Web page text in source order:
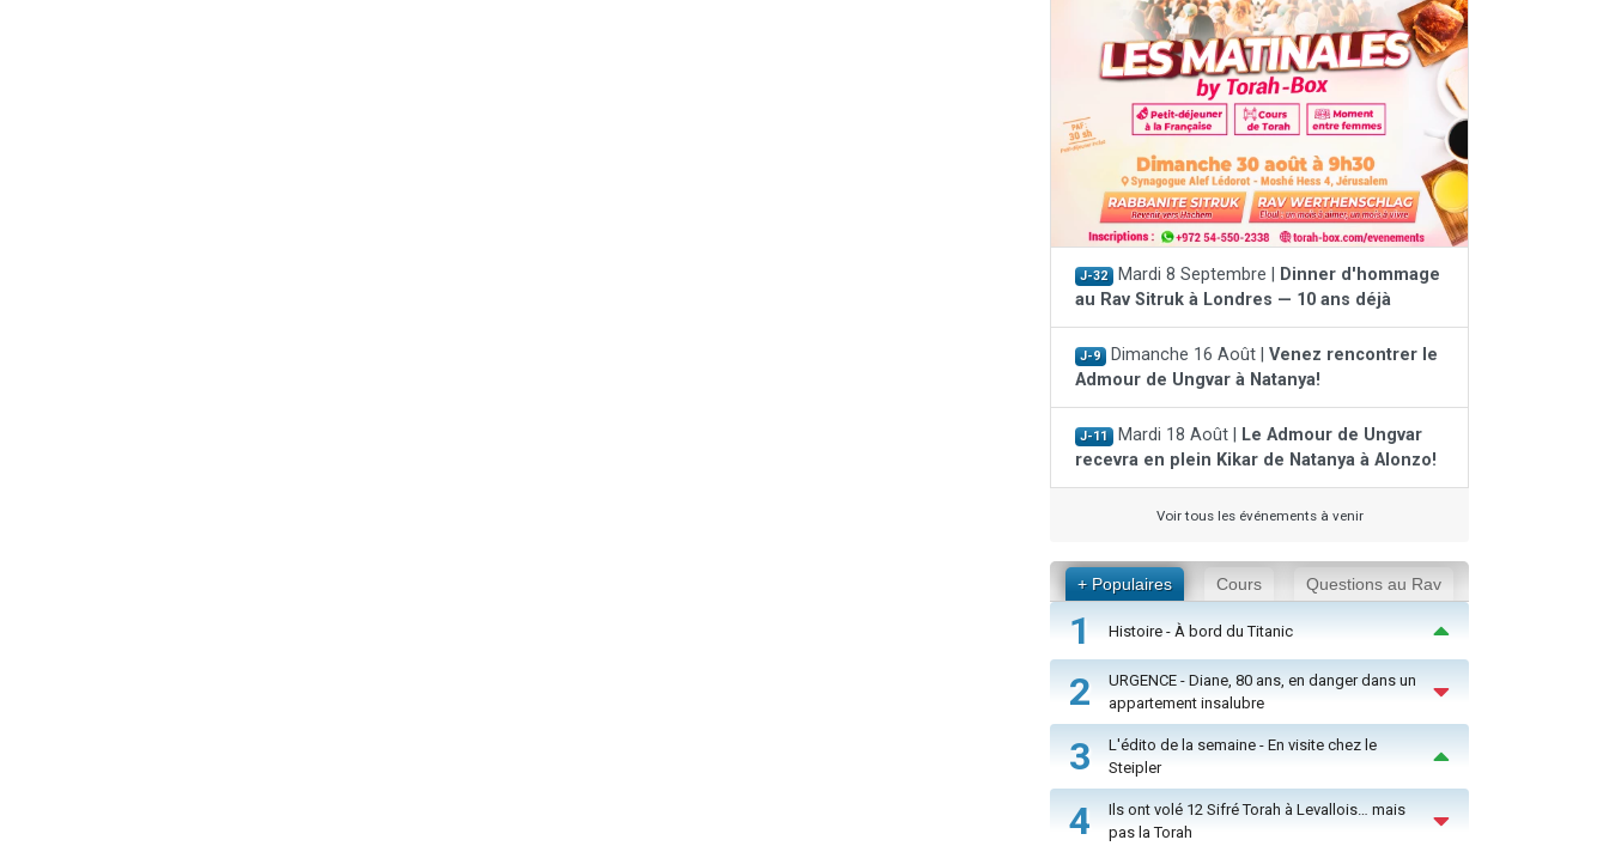
J-32 Mardi 8 Septembre |
Dinner d'hommage
au Rav Sitruk à Londres — 10 ans déjà
J-9 Dimanche 16 Août | Venez rencontrer le
Admour de Ungvar à Natanya!
J-11 Mardi 18 Août |
Le Admour de Ungvar
recevra en plein Kikar de Natanya à Alonzo!
Voir tous les événements à venir
+ Populaires Cours Questions au Rav
1 Histoire - À bord du Titanic
2
URGENCE - Diane, 80 ans, en danger dans un
appartement insalubre
3
L'édito de la semaine - En visite chez le
Steipler
4
Ils ont volé 12 Sifré Torah à Levallois… mais
pas la Torah